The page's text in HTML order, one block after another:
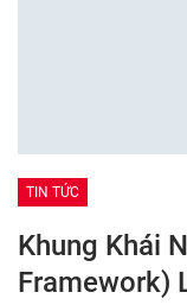
TIN TỨC
Khung Khái
Framework)